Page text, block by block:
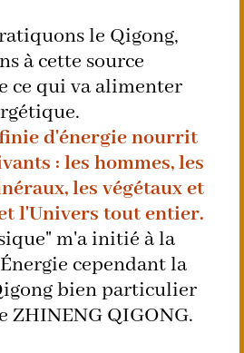
le Qigong,
à cette source
ce qui va alimenter
d'énergie nourrit
: les hommes, les
les végétaux et
l'Univers tout entier.
m'a initié à la
cependant la
bien particulier
ZHINENG QIGONG.